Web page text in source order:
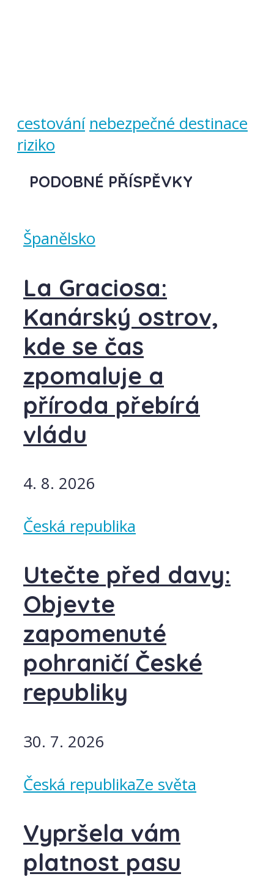
cestování nebezpečné destinace
riziko
PODOBNÉ PŘÍSPĚVKY
Španělsko
La Graciosa:
Kanárský ostrov,
kde se čas
zpomaluje a
příroda přebírá
vládu
4. 8. 2026
Česká republika
Utečte před davy:
Objevte
zapomenuté
pohraničí České
republiky
30. 7. 2026
Česká republikaZe světa
Vypršela vám
platnost pasu